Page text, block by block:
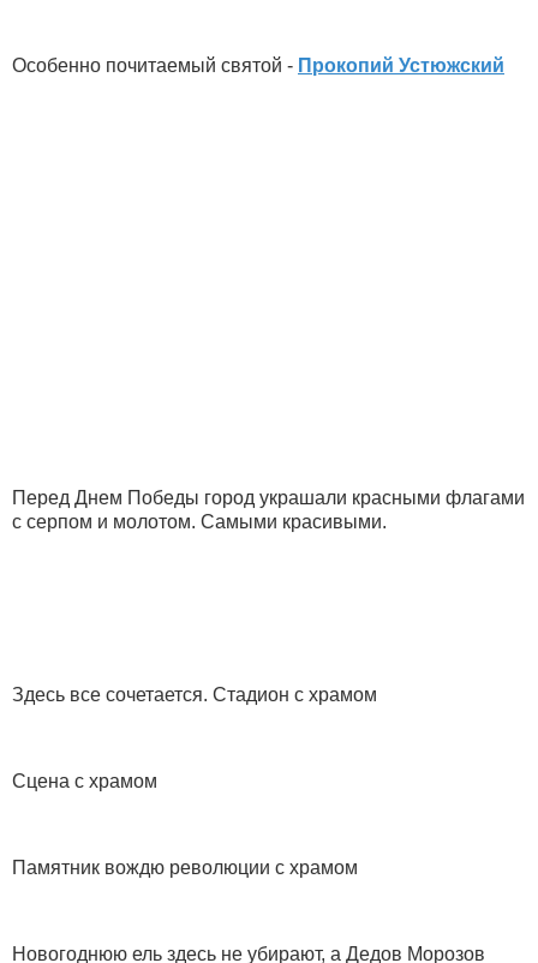
Особенно почитаемый святой - Прокопий Устюжский
Перед Днем Победы город украшали красными флагами
с серпом и молотом. Самыми красивыми.
Здесь все сочетается. Стадион с храмом
Сцена с храмом
Памятник вождю революции с храмом
Новогоднюю ель здесь не убирают, а Дедов Морозов